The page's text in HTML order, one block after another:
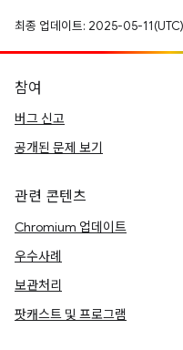
최종 업데이트: 2025-05-11(UTC)
참여
버그 신고
공개된 문제 보기
관련 콘텐츠
Chromium 업데이트
우수사례
보관처리
팟캐스트 및 프로그램